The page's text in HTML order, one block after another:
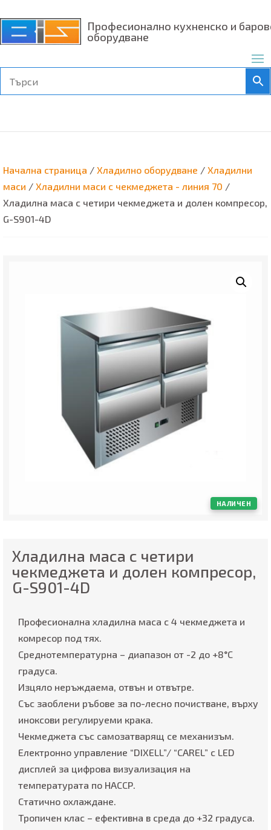
Професионално кухненско и
оборудване
Начална страница / Хладилно оборудване / Хладилни
маси / Хладилни маси с чекмеджета - линия 70 /
Хладилна маса с четири чекмеджета и долен компресор,
G-S901-4D
НАЛИЧЕН
Хладилна маса с четири
чекмеджета и долен компресор,
G-S901-4D
Професионална хладилна маса с 4 чекмеджета и
комресор под тях.
Среднотемпературна – диапазон от -2 до +8°C
градуса.
Изцяло неръждаема, отвън и отвътре.
Със заоблени ръбове за по-лесно почистване, върху
иноксови регулируеми крака.
Чекмеджета със самозатварящ се механизъм.
Електронно управление “DIXELL”/ “CAREL” с LED
дисплей за цифрова визуализация на
температурата по НАССР.
Статично охлаждане.
Тропичен клас – ефективна в среда до +32 градуса.